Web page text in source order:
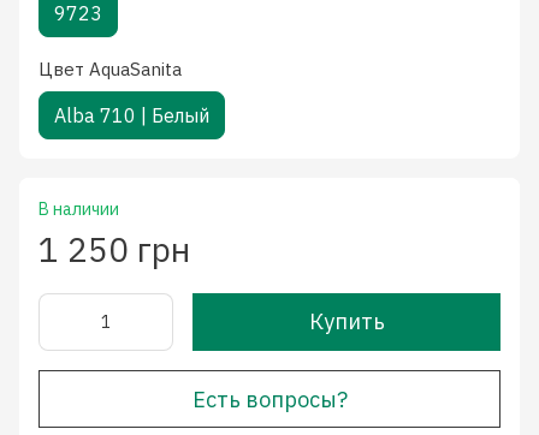
9723
Цвет AquaSanita
Alba 710 | Белый
В наличии
1 250 грн
Купить
Есть вопросы?